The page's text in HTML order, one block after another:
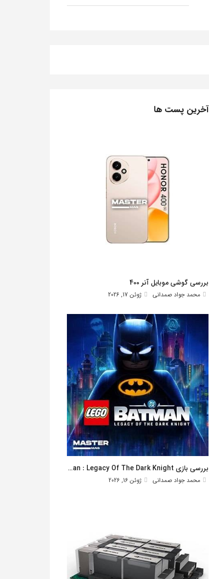
آخرین پست ها
بررسی گوشی موبایل آنر 400
محمد جواد صمدانی ژوئن 17, 2026
بررسی بازی Lego Batman : Legacy Of The Dark Knight
محمد جواد صمدانی ژوئن 16, 2026